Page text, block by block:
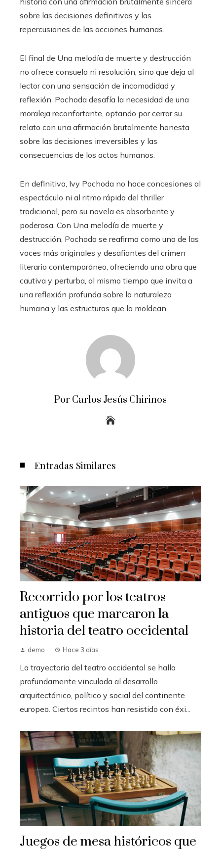
sobre las decisiones definitivas y las
repercusiones de las acciones humanas.
El final de Una melodía de muerte y destrucción
no ofrece consuelo ni resolución, sino que deja al
lector con una sensación de incomodidad y
reflexión. Pochoda desafía la necesidad de una
moraleja reconfortante, optando por cerrar su
relato con una afirmación brutalmente honesta
sobre las decisiones irreversibles y las
consecuencias de los actos humanos.
En definitiva, Ivy Pochoda no hace concesiones al
espectáculo ni al ritmo rápido del thriller
tradicional, pero su novela es absorbente y
poderosa. Con Una melodía de muerte y
destrucción, Pochoda se reafirma como una de las
voces más originales y desafiantes del crimen
literario contemporáneo, ofreciendo una obra que
cautiva y perturba, al mismo tiempo que invita a
una reflexión profunda sobre la naturaleza
humana y las estructuras que la moldean
Por Carlos Jesús Chirinos
Entradas Similares
Recorrido por los teatros
antiguos que marcaron la
historia del teatro occidental
demo Hace 3 días
La trayectoria del teatro occidental se halla
profundamente vinculada al desarrollo
arquitectónico, político y social del continente
europeo. Ciertos recintos han resistido con éxi...
Juegos de mesa históricos que